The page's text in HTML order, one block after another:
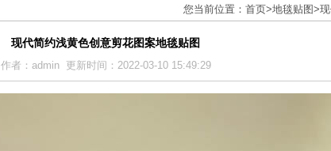
您当前位置： 首页>地毯贴图>
现代简约浅黄色创意剪花图案地毯贴图
作者：admin 更新时间：2022-03-10 15:49:29